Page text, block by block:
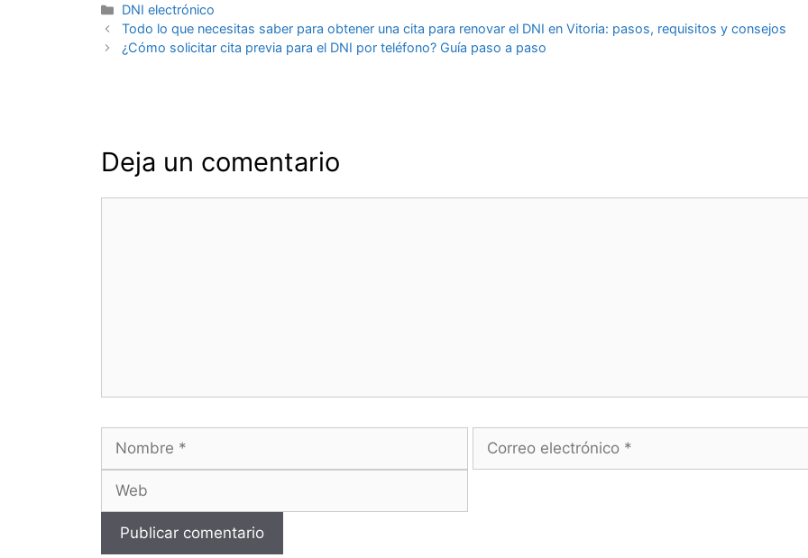
Categorías
DNI electrónico
Navegación
de
Todo lo que necesitas saber para obtener una cita para renovar el DNI en Vitoria: pasos, requisitos y consejos
¿Cómo solicitar cita previa para el DNI por teléfono? Guía paso a paso
Deja un comentario
electrónico